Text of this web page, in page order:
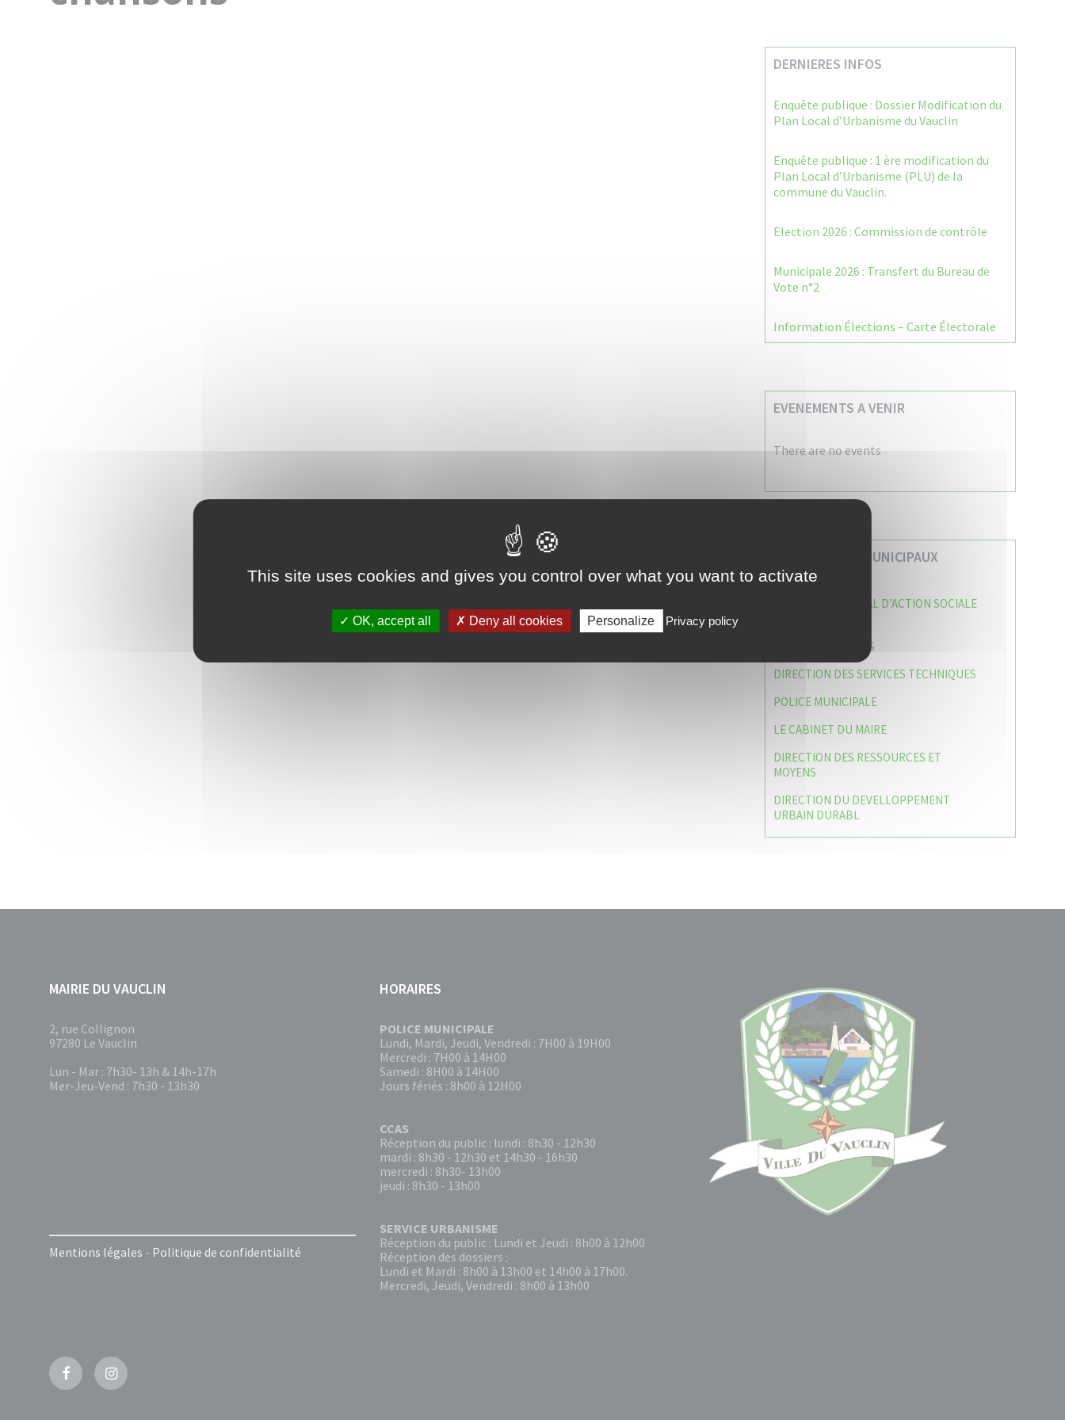
DERNIERES INFOS
Enquête publique : Dossier Modification du
Plan Local d’Urbanisme du Vauclin
Enquête publique : 1 ère modification du
Plan Local d’Urbanisme (PLU) de la
commune du Vauclin.
Election 2026 : Commission de contrôle
Municipale 2026 : Transfert du Bureau de
Vote n°2
Information Élections – Carte Électorale
EVENEMENTS A VENIR
There are no events
VOS SERVICES MUNICIPAUX
CENTRE COMMUNAL D’ACTION SOCIALE
CAISSE DES ÉCOLES
DIRECTION DES SERVICES TECHNIQUES
POLICE MUNICIPALE
LE CABINET DU MAIRE
DIRECTION DES RESSOURCES ET
MOYENS
DIRECTION DU DEVELLOPPEMENT
URBAIN DURABL
MAIRIE DU VAUCLIN
2, rue Collignon
97280 Le Vauclin
Lun - Mar : 7h30- 13h & 14h-17h
Mer-Jeu-Vend : 7h30 - 13h30
Mentions légales - Politique de confidentialité
HORAIRES
POLICE MUNICIPALE
Lundi, Mardi, Jeudi, Vendredi : 7H00 à 19H00
Mercredi : 7H00 à 14H00
Samedi : 8H00 à 14H00
Jours fériés : 8h00 à 12H00
CCAS
Réception du public : lundi : 8h30 - 12h30
mardi : 8h30 - 12h30 et 14h30 - 16h30
mercredi : 8h30- 13h00
jeudi : 8h30 - 13h00
SERVICE URBANISME
Réception du public : Lundi et Jeudi : 8h00 à 12h00
Réception des dossiers :
Lundi et Mardi : 8h00 à 13h00 et 14h00 à 17h00.
Mercredi, Jeudi, Vendredi : 8h00 à 13h00
FacebookInstagram
This site uses cookies and gives you control over what you want to activate
OK, accept all Deny all cookies Personalize Privacy policy